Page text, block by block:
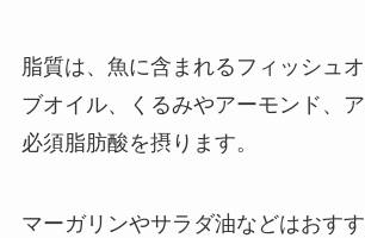
脂質は、魚に含まれるフィッシュ
ブオイル、くるみやアーモンド、
必須脂肪酸を摂ります。
マーガリンやサラダ油などはおすす